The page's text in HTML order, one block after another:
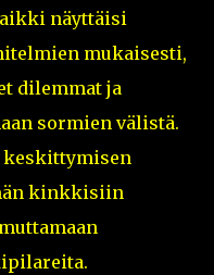
näyttäisi
mukaisesti,
dilemmat ja
sormien välistä.
kinkkisiin